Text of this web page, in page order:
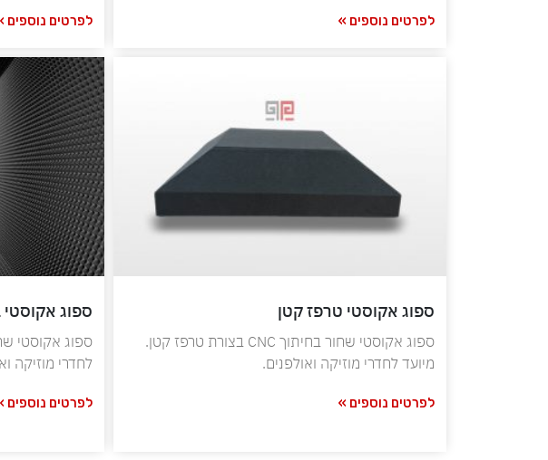
לפרטים נוספים » לפרטים נוספים
ספוג אקוסטי טרפז קטן
ספוג אקוסטי שחור בחיתוך CNC בצורת טרפז קטן.
מיועד לחדרי מוזיקה ואולפנים.
לפרטים נוספים »
ספוג
לחדרי מוזיקה
לפרטים נוספים